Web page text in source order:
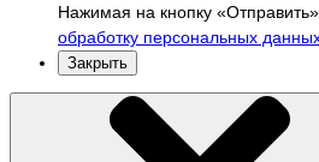
Нажимая на кнопку
обработку персональных
Закрыть